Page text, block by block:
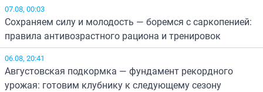
07.08, 00:03
Сохраняем силу и молодость — боремся с саркопенией:
правила антивозрастного рациона и тренировок
06.08, 20:41
Августовская подкормка — фундамент рекордного
урожая: готовим клубнику к следующему сезону